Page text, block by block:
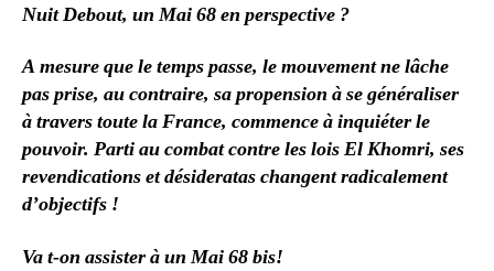
Nuit Debout, un Mai 68 en perspective ?
A mesure que le temps passe, le mouvement ne lâche
pas prise, au contraire, sa propension à se généraliser
à travers toute la France, commence à inquiéter le
pouvoir. Parti au combat contre les lois El Khomri, ses
revendications et désideratas changent radicalement
d’objectifs !
Va t-on assister à un Mai 68 bis!